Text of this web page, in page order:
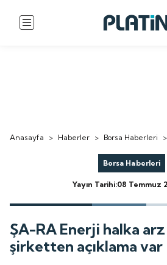
Anasayfa > Haberler > Borsa Haberleri >
Borsa Haberleri
Yayın Tarihi:08 Temmuz
ŞA-RA Enerji halka
şirketten açıklama var